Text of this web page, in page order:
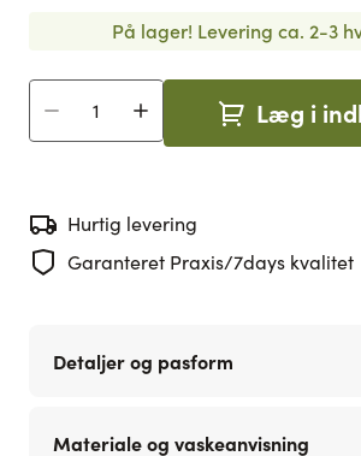
På lager! Levering ca. 2-3
Antal Læg i
Hurtig levering
Garanteret Praxis/7days kvalitet
Detaljer og pasform
Materiale og vaskeanvisning